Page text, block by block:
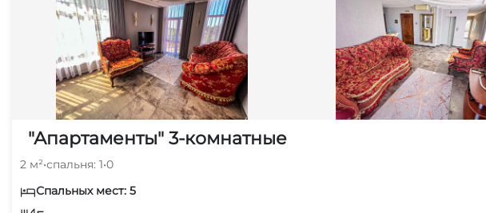
"Апартаменты" 3-комнатные
2 м²•спальня: 1•0
Спальных мест: 5